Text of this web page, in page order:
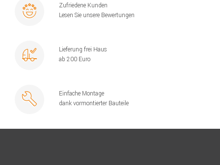
Zufriedene Kunden
Lesen Sie unsere Bewertungen
Lieferung frei Haus
ab 200 Euro
Einfache Montage
dank vormontierter Bauteile